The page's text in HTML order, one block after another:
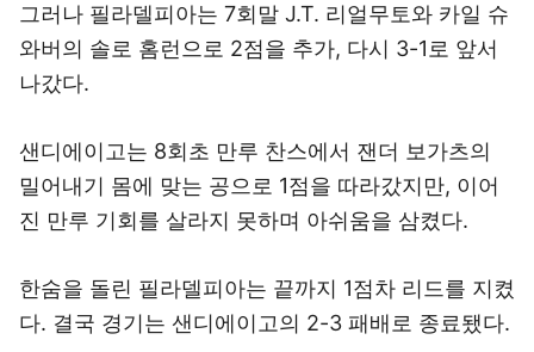
그러나 필라델피아는 7회말 J.T. 리얼무토와 카일 슈
와버의 솔로 홈런으로 2점을 추가, 다시 3-1로 앞서
나갔다.
샌디에이고는 8회초 만루 찬스에서 잰더 보가츠의
밀어내기 몸에 맞는 공으로 1점을 따라갔지만, 이어
진 만루 기회를 살라지 못하며 아쉬움을 삼켰다.
한숨을 돌린 필라델피아는 끝까지 1점차 리드를 지켰
다. 결국 경기는 샌디에이고의 2-3 패배로 종료됐다.